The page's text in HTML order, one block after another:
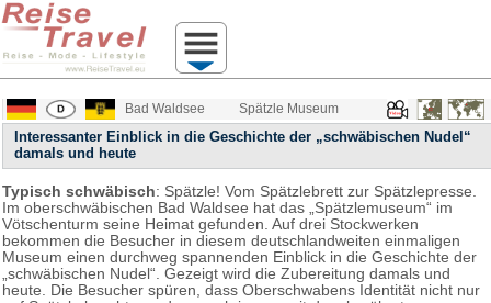
Bad Waldsee
Spätzle Museum
Interessanter Einblick in die Geschichte der „schwäbischen Nudel“
damals und heute
Typisch schwäbisch: Spätzle! Vom Spätzlebrett zur Spätzlepresse.
Im oberschwäbischen Bad Waldsee hat das „Spätzlemuseum“ im
Vötschenturm seine Heimat gefunden. Auf drei Stockwerken
bekommen die Besucher in diesem deutschlandweiten einmaligen
Museum einen durchweg spannenden Einblick in die Geschichte der
„schwäbischen Nudel“. Gezeigt wird die Zubereitung damals und
heute. Die Besucher spüren, dass Oberschwabens Identität nicht nur